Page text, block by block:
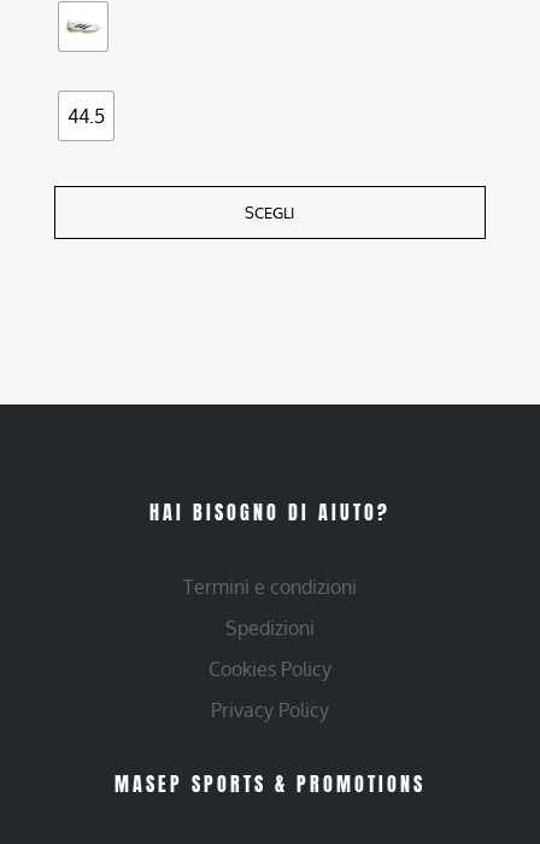
44.5
SCEGLI
HAI BISOGNO DI AIUTO?
Termini e condizioni
Spedizioni
Cookies Policy
Privacy Policy
MASEP SPORTS & PROMOTIONS